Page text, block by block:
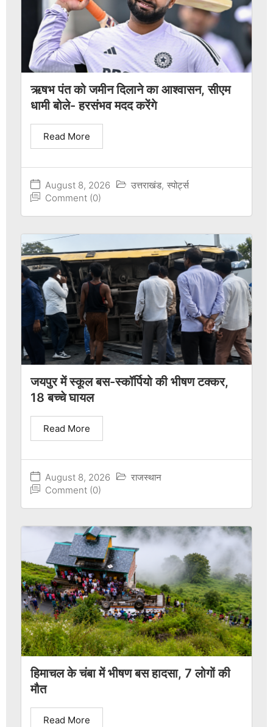
ऋषभ पंत को जमीन दिलाने का आश्वासन, सीएम
धामी बोले- हरसंभव मदद करेंगे
August 8, 2026 उत्तराखंड, स्पोर्ट्स
Comment (0)
Read More
जयपुर में स्कूल बस-स्कॉर्पियो की भीषण टक्कर,
18 बच्चे घायल
August 8, 2026
राजस्थान
Comment (0)
Read More
हिमाचल के चंबा में भीषण बस हादसा, 7 लोगों की
मौत
Read More